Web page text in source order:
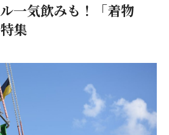
一気飲みも！「着物
集